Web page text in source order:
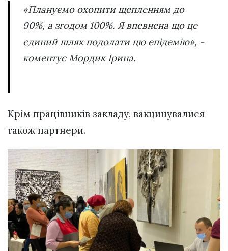
«Плануємо охопити щепленням до
90%, а згодом 100%. Я впевнена що це
єдиний шлях подолати цю епідемію», -
коментує Мордик Ірина.
Крім працівників закладу, вакцинувалися
також партнери.